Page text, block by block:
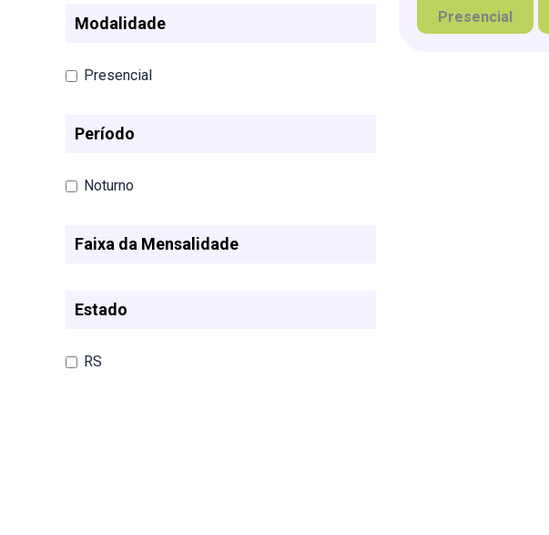
Modalidade
Presencial
Período
Noturno
Faixa da Mensalidade
Estado
RS
Presencial